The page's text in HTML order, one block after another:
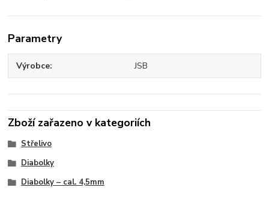
Parametry
Výrobce JSB
Zboží zařazeno v kategoriích
Střelivo
Diabolky
Diabolky – cal. 4,5mm